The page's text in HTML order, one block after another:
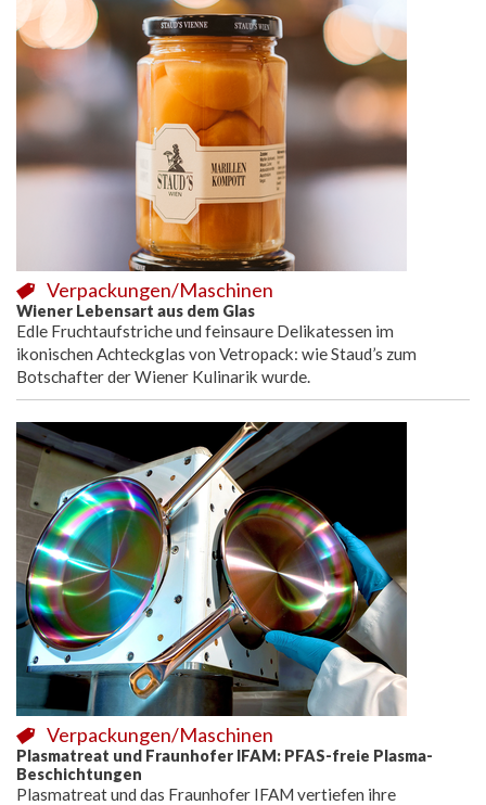
Wiener Lebensart aus dem Glas
Verpackungen/Maschinen
Edle Fruchtaufstriche und feinsaure Delikatessen im
ikonischen Achteckglas von Vetropack: wie Staud’s zum
Botschafter der Wiener Kulinarik wurde.
Plasmatreat und Fraunhofer IFAM: PFAS-freie Plasma-
Beschichtungen
Verpackungen/Maschinen
Plasmatreat und das Fraunhofer IFAM vertiefen ihre